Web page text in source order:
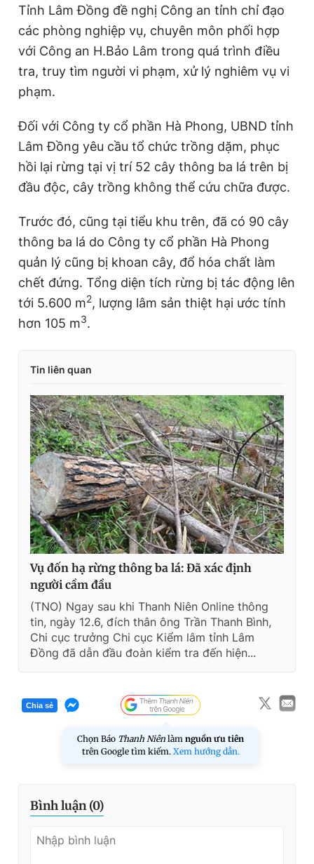
Tỉnh Lâm Đồng đề nghị Công an tỉnh chỉ đạo
các phòng nghiệp vụ, chuyên môn phối hợp
với Công an H.Bảo Lâm trong quá trình điều
tra, truy tìm người vi phạm, xử lý nghiêm vụ vi
phạm.
Đối với Công ty cổ phần Hà Phong, UBND tỉnh
Lâm Đồng yêu cầu tổ chức trồng dặm, phục
hồi lại rừng tại vị trí 52 cây thông ba lá trên bị
đầu độc, cây trồng không thể cứu chữa được.
Trước đó, cũng tại tiểu khu trên, đã có 90 cây
thông ba lá do Công ty cổ phần Hà Phong
quản lý cũng bị khoan cây, đổ hóa chất làm
chết đứng. Tổng diện tích rừng bị tác động lên
tới 5.600 m2, lượng lâm sản thiệt hại ước tính
hơn 105 m3.
Tin liên quan
Vụ đốn hạ rừng thông ba lá: Đã xác định
người cầm đầu
(TNO) Ngay sau khi Thanh Niên Online thông
tin, ngày 12.6, đích thân ông Trần Thanh Bình,
Chi cục trưởng Chi cục Kiểm lâm tỉnh Lâm
Đồng đã dẫn đầu đoàn kiểm tra đến hiện...
Chia sẻ
Chọn Báo Thanh Niên làm nguồn ưu tiên
trên Google tìm kiếm. Xem hướng dẫn.
Bình luận (0)